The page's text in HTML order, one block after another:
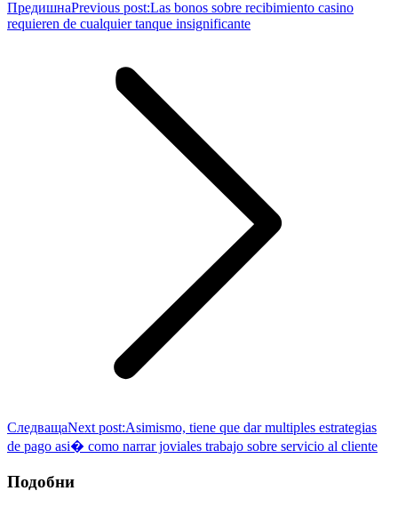
ПредишнаPrevious post:Las bonos sobre recibimiento casino
requieren de cualquier tanque insignificante
СледващаNext post:Asimismo, tiene que dar multiples estrategias
de pago asi� como narrar joviales trabajo sobre servicio al cliente
Подобни